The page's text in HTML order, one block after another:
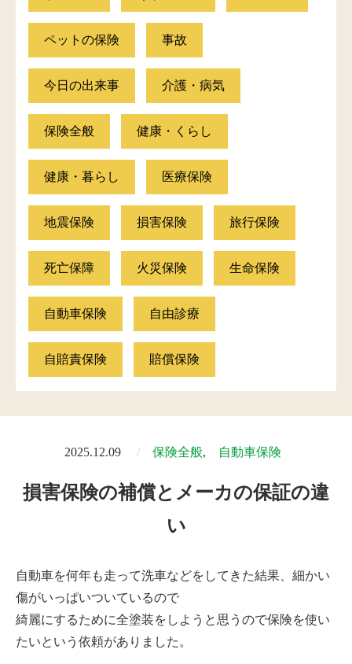
ペットの保険 事故
今日の出来事 介護・病気
保険全般 健康・くらし
健康・暮らし 医療保険
地震保険 損害保険 旅行保険
死亡保障 火災保険 生命保険
自動車保険 自由診療
自賠責保険 賠償保険
2025.12.09 保険全般 自動車保険
損害保険の補償とメーカの保証の違
い
自動車を何年も走って洗車などをしてきた結果、細かい
傷がいっぱいついているので
綺麗にするために全塗装をしようと思うので保険を使い
たいという依頼がありました。